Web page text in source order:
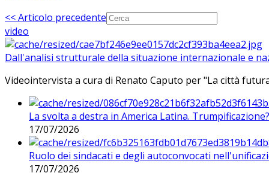
<< Articolo precedente
video
Dall'analisi strutturale della situazione internazionale e
Videointervista a cura di Renato Caputo per "La città
La svolta a destra in America Latina. Trumpificazione?
17/07/2026
Ruolo dei sindacati e degli autoconvocati
17/07/2026